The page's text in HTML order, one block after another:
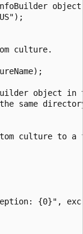
culture.
object
same
culture to a
{0}",